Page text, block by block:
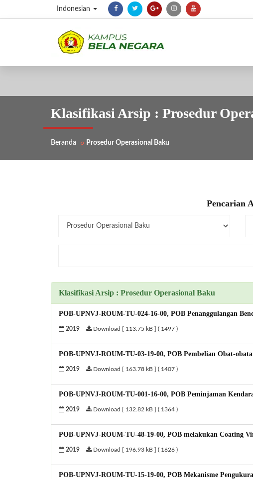
Indonesian
Klasifikasi Arsip : Prosedur
Beranda Prosedur Operasional Baku
Pencarian
Klasifikasi Arsip : Prosedur Operasional Baku
POB-UPNVJ-ROUM-TU-024-16-00, POB Penanggulangan
2019 Download [ 113.75 kB ] ( 1497 )
POB-UPNVJ-ROUM-TU-03-19-00, POB Pembelian Obat-
2019 Download [ 163.78 kB ] ( 1407 )
POB-UPNVJ-ROUM-TU-001-16-00, POB Peminjaman
2019 Download [ 132.82 kB ] ( 1364 )
POB-UPNVJ-ROUM-TU-48-19-00, POB melakukan Coating
2019 Download [ 196.93 kB ] ( 1626 )
POB-UPNVJ-ROUM-TU-15-19-00, POB Mekanisme